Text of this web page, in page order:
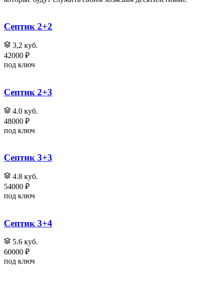
Септик 2+2
3,2 куб.
42000 ₽
под ключ
Септик 2+3
4.0 куб.
48000 ₽
под ключ
Септик 3+3
4.8 куб.
54000 ₽
под ключ
Септик 3+4
5.6 куб.
60000 ₽
под ключ